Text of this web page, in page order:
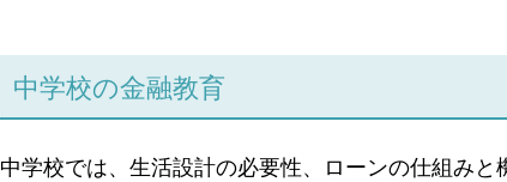
中学校の金融教育
中学校では、生活設計の必要性、ローンの仕組み